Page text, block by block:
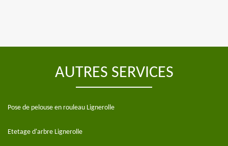
AUTRES SERVICES
Pose de pelouse en rouleau Lignerolle
Etetage d'arbre Lignerolle